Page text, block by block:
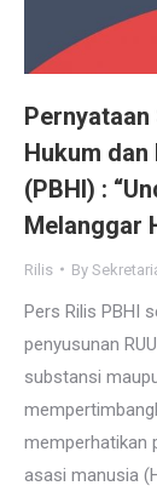
Pernyataan
Hukum
(PBHI) :
Melanggar
Rilis By
Pers Rilis PBHI
penyusunan
substansi
memperhatikan
asasi manusia